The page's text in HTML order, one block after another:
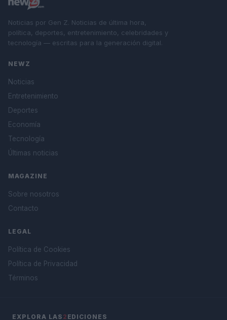
Noticias por Gen Z. Noticias de última hora,
política, deportes, entretenimiento, celebridades y
tecnología — escritas para la generación digital.
NEWZ
Noticias
Entretenimiento
Deportes
Economía
Tecnología
Últimas noticias
MAGAZINE
Sobre nosotros
Contacto
LEGAL
Política de Cookies
Política de Privacidad
Términos
EXPLORA LAS 2 EDICIONES